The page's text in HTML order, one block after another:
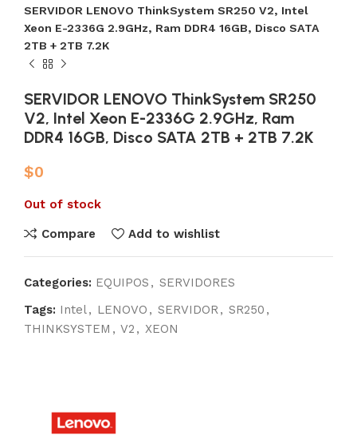
SERVIDOR LENOVO ThinkSystem SR250 V2, Intel
Xeon E-2336G 2.9GHz, Ram DDR4 16GB, Disco SATA
2TB + 2TB 7.2K
SERVIDOR LENOVO ThinkSystem SR250
V2, Intel Xeon E-2336G 2.9GHz, Ram
DDR4 16GB, Disco SATA 2TB + 2TB 7.2K
$0
Out of stock
Compare Add to wishlist
Categories: EQUIPOS , SERVIDORES
Tags: Intel, LENOVO , SERVIDOR, SR250 ,
THINKSYSTEM , V2 , XEON